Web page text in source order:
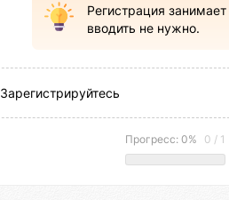
Регистрация занимает
вводить не нужно.
Зарегистрируйтесь
Прогресс: 0% 0 / 1